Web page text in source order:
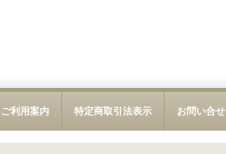
ご利用案内 特定商取引法表示 お問い合せ